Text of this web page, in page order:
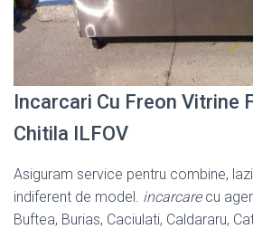
Incarcari Cu Freon Vitrine
Chitila ILFOV
Asiguram service pentru combine,
indiferent de model. incarcarecu
Buftea, Burias, Caciulati, Caldararu,